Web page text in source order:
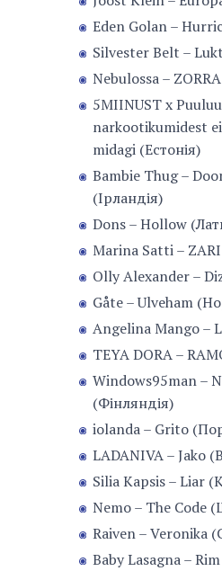
Eden Golan –
Silvester Belt –
Nebulossa –
5MIINUST x
narkootikumidest
midagi (Естонія)
Bambie Thug –
(Ірландія)
Dons – Hollow
Marina Satti –
Olly Alexander –
Gåte – Ulveham
Angelina Mango –
TEYA DORA –
Windows95man –
(Фінляндія)
iolanda – Grito
LADANIVA – Jako
Silia Kapsis – Liar
Nemo – The Code
Raiven – Veronika
Baby Lasagna –